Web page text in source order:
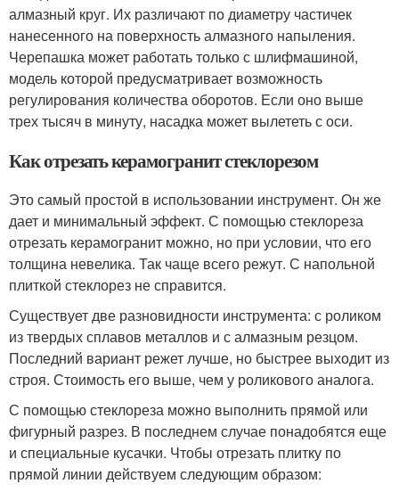
алмазный круг. Их различают по диаметру частичек
нанесенного на поверхность алмазного напыления.
Черепашка может работать только с шлифмашиной,
модель которой предусматривает возможность
регулирования количества оборотов. Если оно выше
трех тысяч в минуту, насадка может вылететь с оси.
Как отрезать керамогранит стеклорезом
Это самый простой в использовании инструмент. Он же
дает и минимальный эффект. С помощью стеклореза
отрезать керамогранит можно, но при условии, что его
толщина невелика. Так чаще всего режут. С напольной
плиткой стеклорез не справится.
Существует две разновидности инструмента: с роликом
из твердых сплавов металлов и с алмазным резцом.
Последний вариант режет лучше, но быстрее выходит из
строя. Стоимость его выше, чем у роликового аналога.
С помощью стеклореза можно выполнить прямой или
фигурный разрез. В последнем случае понадобятся еще
и специальные кусачки. Чтобы отрезать плитку по
прямой линии действуем следующим образом: